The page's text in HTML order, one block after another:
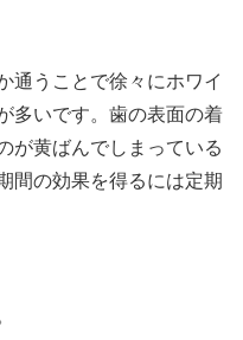
通うことで徐々にホワイ
多いです。歯の表面の着
が黄ばんでしまっている
間の効果を得るには定期